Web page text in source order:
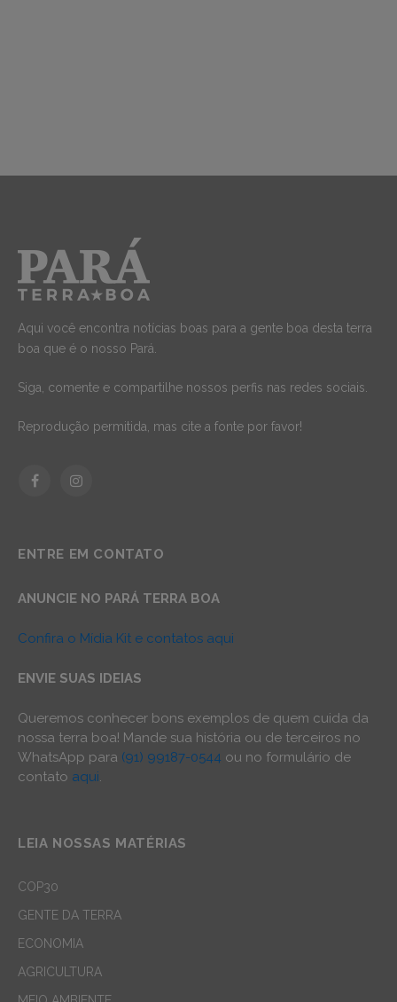
Aqui você encontra notícias boas para a gente boa desta terra
boa que é o nosso Pará.
Siga, comente e compartilhe nossos perfis nas redes sociais.
Reprodução permitida, mas cite a fonte por favor!
FacebookInstagram
ENTRE EM CONTATO
ANUNCIE NO PARÁ TERRA BOA
Confira o Mídia Kit e contatos aqui
ENVIE SUAS IDEIAS
Queremos conhecer bons exemplos de quem cuida da
nossa terra boa! Mande sua história ou de terceiros no
WhatsApp para (91) 99187-0544 ou no formulário de
contato aqui.
LEIA NOSSAS MATÉRIAS
COP30
GENTE DA TERRA
ECONOMIA
AGRICULTURA